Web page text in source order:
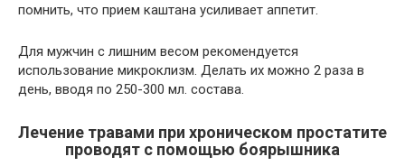
помнить, что прием каштана усиливает аппетит.
Для мужчин с лишним весом рекомендуется
использование микроклизм. Делать их можно 2 раза в
день, вводя по 250-300 мл. состава.
Лечение травами при хроническом простатите
проводят с помощью боярышника